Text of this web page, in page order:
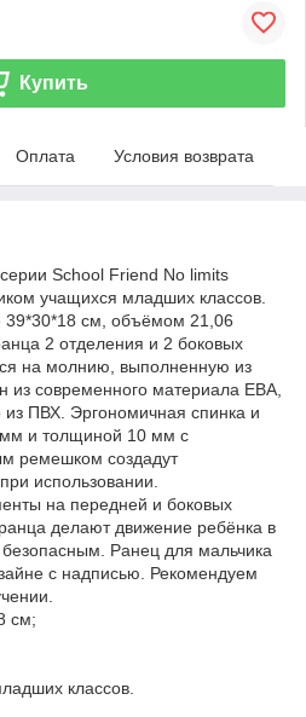
Купить
Оплата Условия возврата
School Friend No limits
учащихся младших классов.
39*30*18 см, объёмом 21,06
2 отделения и 2 боковых
на молнию, выполненную из
из современного материала ЕВА,
ПВХ. Эргономичная спинка и
и толщиной 10 мм с
ремешком создадут
использовании.
на передней и боковых
делают движение ребёнка в
Ранец для мальчика
с надписью. Рекомендуем
см;
классов.